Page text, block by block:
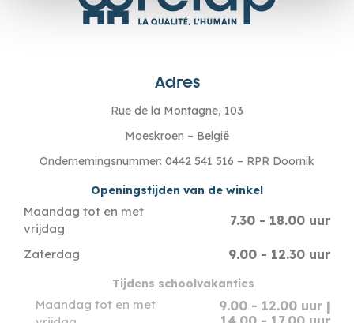
Adres
Rue de la Montagne, 103
Moeskroen – België
Ondernemingsnummer: 0442 541 516 – RPR Doornik
Openingstijden van de winkel
Maandag tot en met
vrijdag
7.30 - 18.00 uur
Zaterdag 9.00 - 12.30 uur
Tijdens schoolvakanties
Maandag tot en met
9.00 - 12.00 uur |